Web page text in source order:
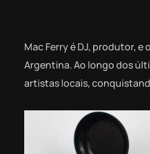
Mac Ferry é DJ, produtor,
Argentina. Ao longo dos
artistas locais,